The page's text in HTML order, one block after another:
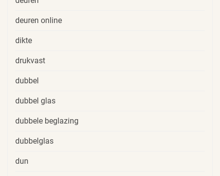
deuren online
dikte
drukvast
dubbel
dubbel glas
dubbele beglazing
dubbelglas
dun